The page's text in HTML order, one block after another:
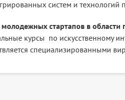
систем и технологий
стартапов в
курсы по искусственному
специализированными